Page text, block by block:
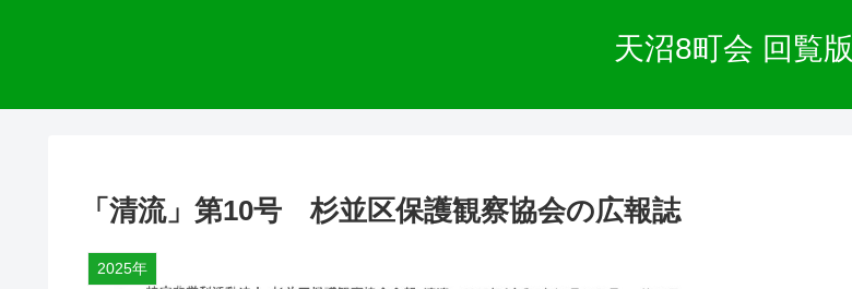
天沼8町会 回覧版
「清流」第10号 杉並区保護観察協会の広報誌
2025年